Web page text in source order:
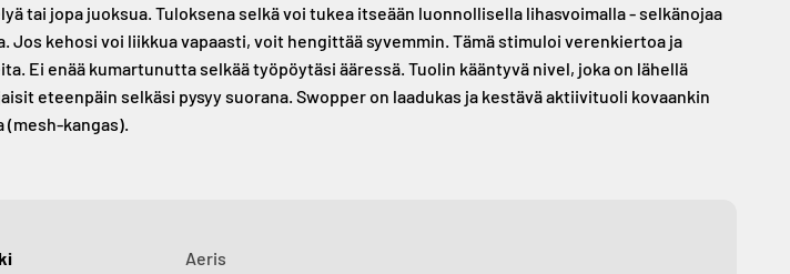
tai jopa juoksua. Tuloksena selkä voi tukea itseään luonnollisella lihasvoimalla - selkänojaa
kehosi voi liikkua vapaasti, voit hengittää syvemmin. Tämä stimuloi verenkiertoa ja
Ei enää kumartunutta selkää työpöytäsi ääressä. Tuolin kääntyvä nivel, joka on lähellä
eteenpäin selkäsi pysyy suorana. Swopper on laadukas ja kestävä aktiivituoli kovaankin
(mesh-kangas).
Aeris